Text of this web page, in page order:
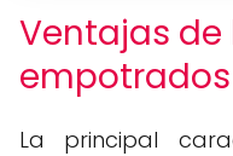
Ventajas de
La principal